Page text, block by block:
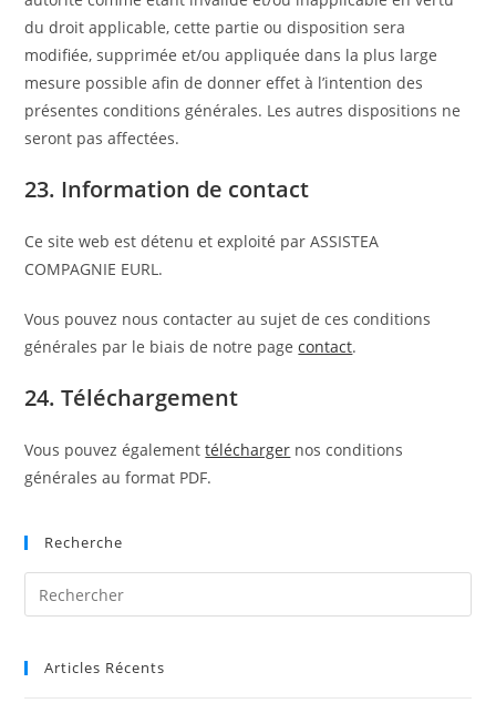
du droit applicable, cette partie ou disposition sera
modifiée, supprimée et/ou appliquée dans la plus large
mesure possible afin de donner effet à l’intention des
présentes conditions générales. Les autres dispositions ne
seront pas affectées.
23. Information de contact
Ce site web est détenu et exploité par ASSISTEA
COMPAGNIE EURL.
Vous pouvez nous contacter au sujet de ces conditions
générales par le biais de notre pagecontact.
24. Téléchargement
Vous pouvez égalementtélécharger nos conditions
générales au format PDF.
Recherche
Articles Récents